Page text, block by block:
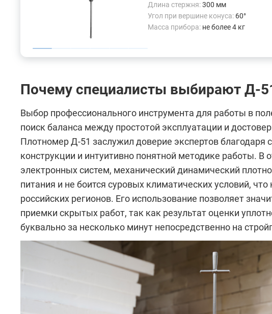
Длина стержня:300 мм
Угол при вершине конуса: 60°
Масса прибора: не более 4 кг
Почему специалисты выбирают Д-
Выбор профессионального инструмента для работы в
поиск баланса между простотой эксплуатации и
Плотномер Д-51 заслужил доверие экспертов благодаря
конструкции и интуитивно понятной методике работы. В
электронных систем, механический динамический
питания и не боится суровых климатических условий,
российских регионов. Его использование позволяет
приемки скрытых работ, так как результат оценки
буквально за несколько минут непосредственно на